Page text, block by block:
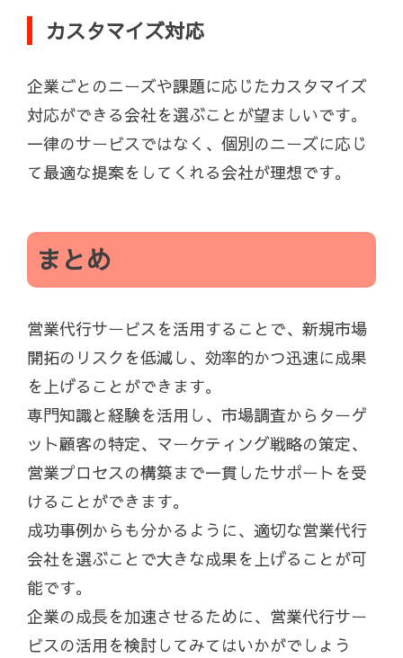
カスタマイズ対応
企業ごとのニーズや課題に応じたカスタマイズ
対応ができる会社を選ぶことが望ましいです。
一律のサービスではなく、個別のニーズに応じ
て最適な提案をしてくれる会社が理想です。
まとめ
営業代行サービスを活用することで、新規市場
開拓のリスクを低減し、効率的かつ迅速に成果
を上げることができます。
専門知識と経験を活用し、市場調査からターゲ
ット顧客の特定、マーケティング戦略の策定、
営業プロセスの構築まで一貫したサポートを受
けることができます。
成功事例からも分かるように、適切な営業代行
会社を選ぶことで大きな成果を上げることが可
能です。
企業の成長を加速させるために、営業代行サー
ビスの活用を検討してみてはいかがでしょう